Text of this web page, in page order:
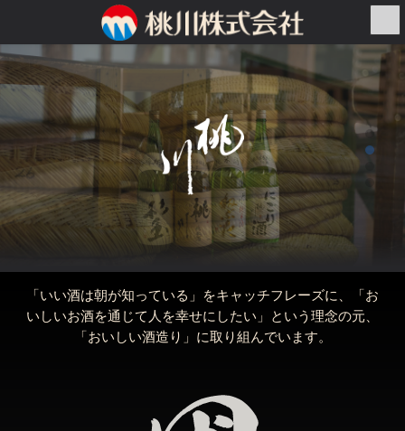
テ
ン
ツ
ス
プ
ゲ
ー
シ
ン
動
「いい酒は朝が知っている」をキャッチフレーズに、「お
いしいお酒を通じて人を幸せにしたい」という理念の元、
「おいしい酒造り」に取り組んでいます。